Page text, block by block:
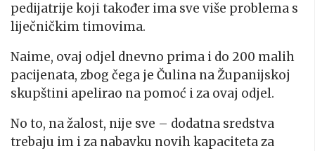
pedijatrije koji također ima sve više problema s
liječničkim timovima.
Naime, ovaj odjel dnevno prima i do 200 malih
pacijenata, zbog čega je Čulina na Županijskoj
skupštini apelirao na pomoć i za ovaj odjel.
No to, na žalost, nije sve – dodatna sredstva
trebaju im i za nabavku novih kapaciteta za